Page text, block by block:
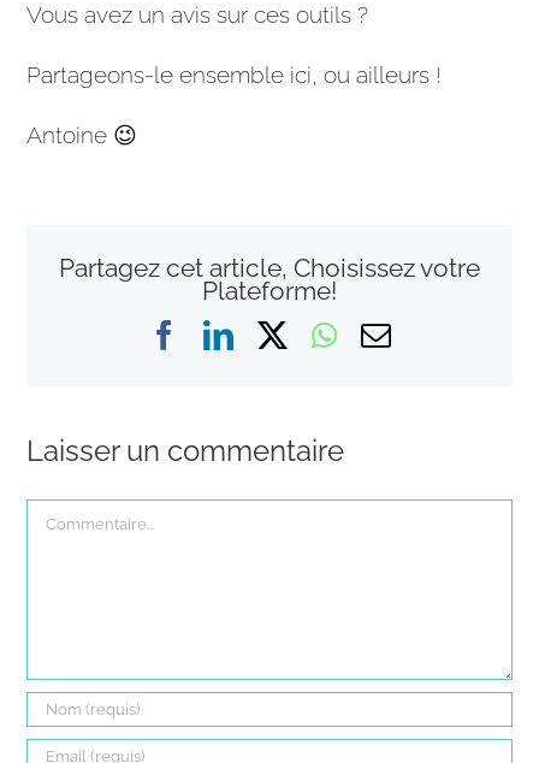
Vous avez un avis sur ces outils ?
Partageons-le ensemble ici, ou ailleurs !
Antoine 😉
Partagez cet article, Choisissez votre
Plateforme!
Facebook
LinkedInWhatsApp
Email
Laisser un commentaire
Commentaire